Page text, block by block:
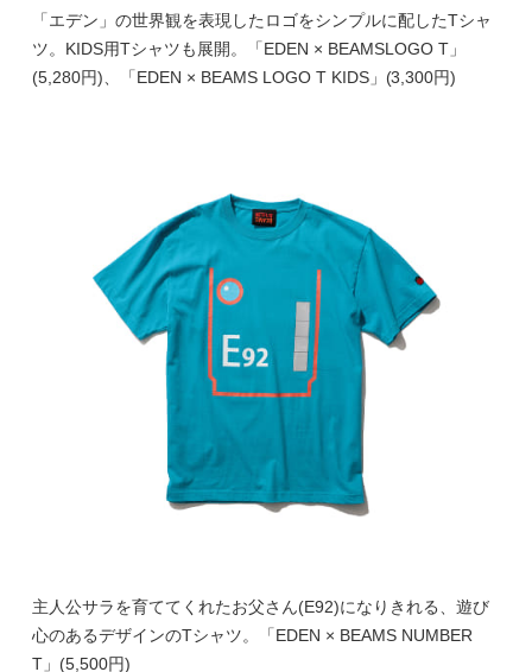
「エデン」の世界観を表現したロゴをシンプルに配したTシャ
ツ。KIDS用Tシャツも展開。「EDEN × BEAMSLOGO T」
(5,280円)、「EDEN × BEAMS LOGO T KIDS」(3,300円)
主人公サラを育ててくれたお父さん(E92)になりきれる、遊び
心のあるデザインのTシャツ。「EDEN × BEAMS NUMBER
T」(5,500円)